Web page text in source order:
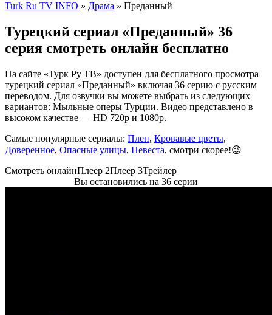
Turk Ru TV INFO » Драма » Преданный
Турецкий сериал «Преданный» 36
серия смотреть онлайн бесплатно
На сайте «Турк Ру ТВ» доступен для бесплатного просмотра
турецкий сериал «Преданный» включая 36 серию с русским
переводом. Для озвучки вы можете выбрать из следующих
вариантов: Мыльные оперы Турции. Видео представлено в
высоком качестве — HD 720p и 1080p.
Самые популярные сериалы: Плен, Кровавые цветы,
Доверенное, Опасные улицы, Невеста, смотри скорее!😉
Смотреть онлайнПлеер 2Плеер 3Трейлер
Вы остановились на 36 серии